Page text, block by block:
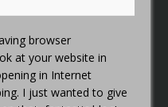
browser
at your website in
in Internet
I just wanted to give